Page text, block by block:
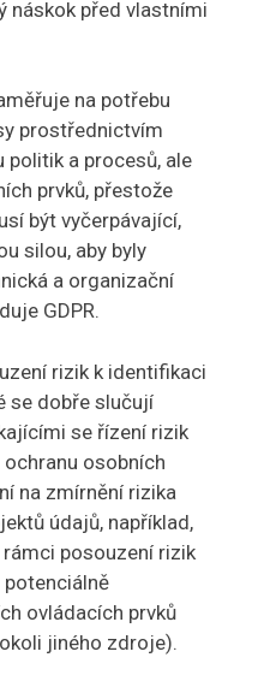
náskok před vlastními
na potřebu
prostřednictvím
a procesů, ale
prvků, přestože
být vyčerpávající,
silou, aby byly
a organizační
GDPR.
rizik k identifikaci
se dobře slučují
se řízení rizik
osobních
na zmírnění rizika
údajů, například,
posouzení rizik
ovládacích prvků
jiného zdroje).